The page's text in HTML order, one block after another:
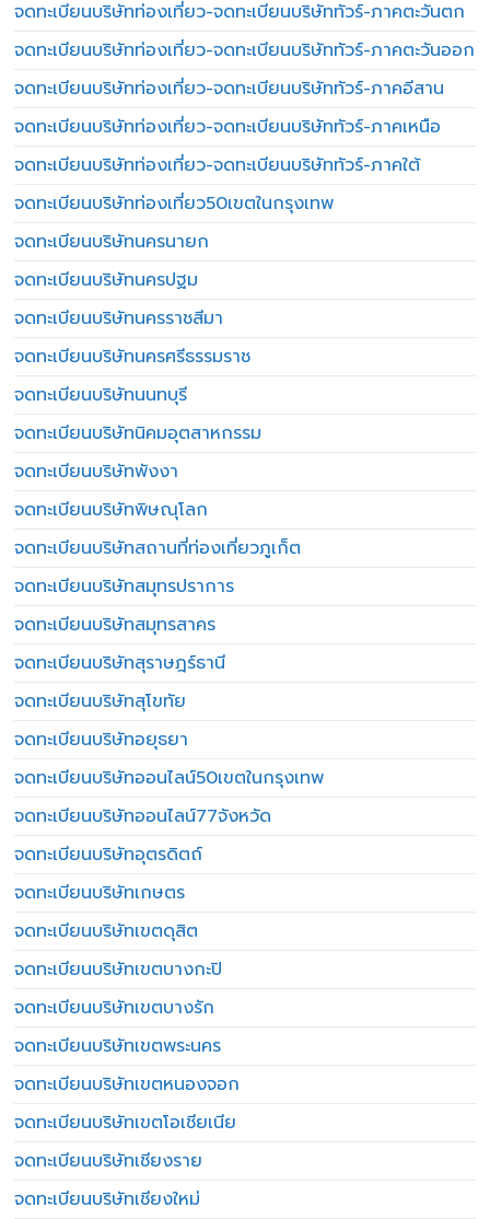
จดทะเบียนบริษัทท่องเที่ยว-จดทะเบียนบริษัททัวร์-ภาคตะวันตก
จดทะเบียนบริษัทท่องเที่ยว-จดทะเบียนบริษัททัวร์-ภาคตะวันออก
จดทะเบียนบริษัทท่องเที่ยว-จดทะเบียนบริษัททัวร์-ภาคอีสาน
จดทะเบียนบริษัทท่องเที่ยว-จดทะเบียนบริษัททัวร์-ภาคเหนือ
จดทะเบียนบริษัทท่องเที่ยว-จดทะเบียนบริษัททัวร์-ภาคใต้
จดทะเบียนบริษัทท่องเที่ยว50เขตในกรุงเทพ
จดทะเบียนบริษัทนครนายก
จดทะเบียนบริษัทนครปฐม
จดทะเบียนบริษัทนครราชสีมา
จดทะเบียนบริษัทนครศรีธรรมราช
จดทะเบียนบริษัทนนทบุรี
จดทะเบียนบริษัทนิคมอุตสาหกรรม
จดทะเบียนบริษัทพังงา
จดทะเบียนบริษัทพิษณุโลก
จดทะเบียนบริษัทสถานที่ท่องเที่ยวภูเก็ต
จดทะเบียนบริษัทสมุทรปราการ
จดทะเบียนบริษัทสมุทรสาคร
จดทะเบียนบริษัทสุราษฎร์ธานี
จดทะเบียนบริษัทสุโขทัย
จดทะเบียนบริษัทอยุธยา
จดทะเบียนบริษัทออนไลน์50เขตในกรุงเทพ
จดทะเบียนบริษัทออนไลน์77จังหวัด
จดทะเบียนบริษัทอุตรดิตถ์
จดทะเบียนบริษัทเกษตร
จดทะเบียนบริษัทเขตดุสิต
จดทะเบียนบริษัทเขตบางกะปิ
จดทะเบียนบริษัทเขตบางรัก
จดทะเบียนบริษัทเขตพระนคร
จดทะเบียนบริษัทเขตหนองจอก
จดทะเบียนบริษัทเขตโอเชียเนีย
จดทะเบียนบริษัทเชียงราย
จดทะเบียนบริษัทเชียงใหม่